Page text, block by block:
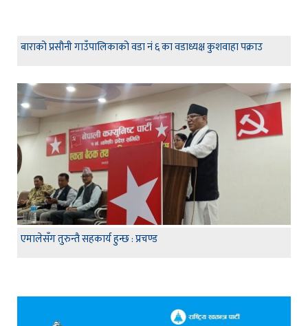
बाराको प्रसौनी गाउँपालिकाको वडा नं ६ का वडाध्यक्ष कुशवाहा पक्राउ
एमालेसँग तुरुन्तै सहकार्य हुन्छ : प्रचण्ड